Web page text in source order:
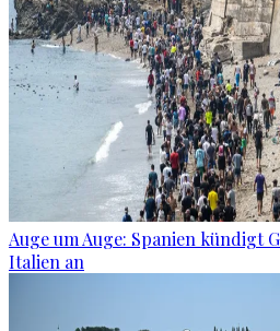
Auge um Auge: Spanien kündigt
Italien an